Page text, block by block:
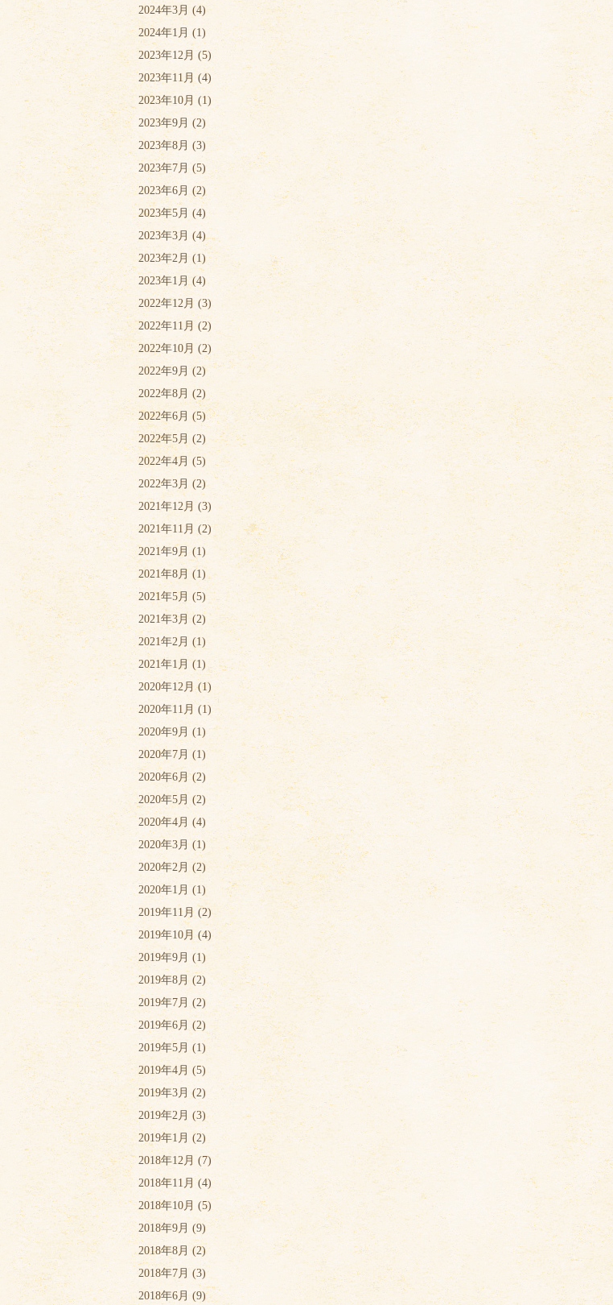
2024年3月 (4)
2024年1月 (1)
2023年12月 (5)
2023年11月 (4)
2023年10月 (1)
2023年9月 (2)
2023年8月 (3)
2023年7月 (5)
2023年6月 (2)
2023年5月 (4)
2023年3月 (4)
2023年2月(1)
2023年1月(4)
2022年12月 (3)
2022年11月 (2)
2022年10月 (2)
2022年9月 (2)
2022年8月 (2)
2022年6月 (5)
2022年5月 (2)
2022年4月 (5)
2022年3月 (2)
2021年12月 (3)
2021年11月 (2)
2021年9月 (1)
2021年8月 (1)
2021年5月 (5)
2021年3月 (2)
2021年2月 (1)
2021年1月(1)
2020年12月 (1)
2020年11月 (1)
2020年9月 (1)
2020年7月 (1)
2020年6月(2)
2020年5月 (2)
2020年4月 (4)
2020年3月 (1)
2020年2月 (2)
2020年1月 (1)
2019年11月 (2)
2019年10月(4)
2019年9月 (1)
2019年8月 (2)
2019年7月 (2)
2019年6月 (2)
2019年5月 (1)
2019年4月 (5)
2019年3月(2)
2019年2月 (3)
2019年1月 (2)
2018年12月 (7)
2018年11月 (4)
2018年10月 (5)
2018年9月 (9)
2018年8月 (2)
2018年7月 (3)
2018年6月 (9)